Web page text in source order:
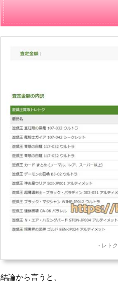
トレト
結論から言うと、